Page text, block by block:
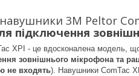
3M Peltor
підключення
XPI - це вдосконалена модель, що
зовнішнього мікрофона та
не входять). Навушники ComTac